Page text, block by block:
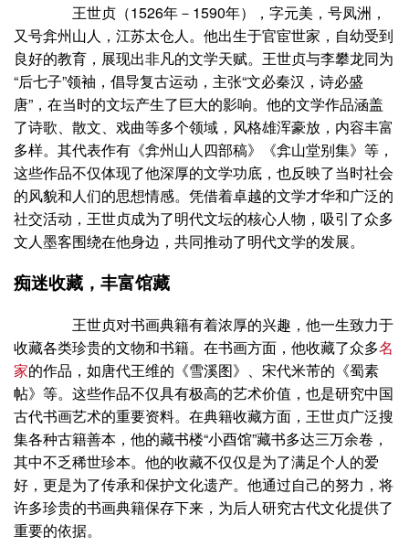
王世贞（1526年－1590年），字元美，号凤洲，
又号弇州山人，江苏太仓人。他出生于官宦世家，自幼受到
良好的教育，展现出非凡的文学天赋。王世贞与李攀龙同为
“后七子”领袖，倡导复古运动，主张“文必秦汉，诗必盛
唐”，在当时的文坛产生了巨大的影响。他的文学作品涵盖
了诗歌、散文、戏曲等多个领域，风格雄浑豪放，内容丰富
多样。其代表作有《弇州山人四部稿》《弇山堂别集》等，
这些作品不仅体现了他深厚的文学功底，也反映了当时社会
的风貌和人们的思想情感。凭借着卓越的文学才华和广泛的
社交活动，王世贞成为了明代文坛的核心人物，吸引了众多
文人墨客围绕在他身边，共同推动了明代文学的发展。
痴迷收藏，丰富馆藏
王世贞对书画典籍有着浓厚的兴趣，他一生致力于
收藏各类珍贵的文物和书籍。在书画方面，他收藏了众多名
家的作品，如唐代王维的《雪溪图》、宋代米芾的《蜀素
帖》等。这些作品不仅具有极高的艺术价值，也是研究中国
古代书画艺术的重要资料。在典籍收藏方面，王世贞广泛搜
集各种古籍善本，他的藏书楼“小酉馆”藏书多达三万余卷，
其中不乏稀世珍本。他的收藏不仅仅是为了满足个人的爱
好，更是为了传承和保护文化遗产。他通过自己的努力，将
许多珍贵的书画典籍保存下来，为后人研究古代文化提供了
重要的依据。